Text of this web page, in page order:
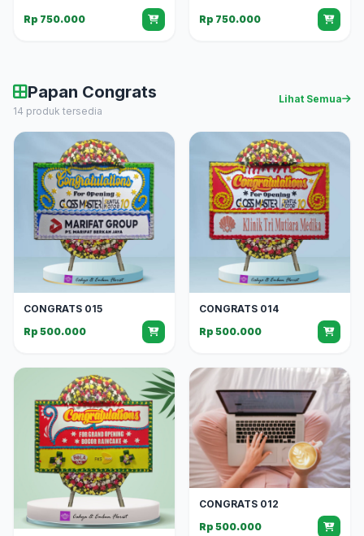
Rp 750.000
Rp 750.000
Papan Congrats
14 produk tersedia
Lihat Semua
CONGRATS 015
Rp 500.000
CONGRATS 014
Rp 500.000
CONGRATS 012
Rp 500.000